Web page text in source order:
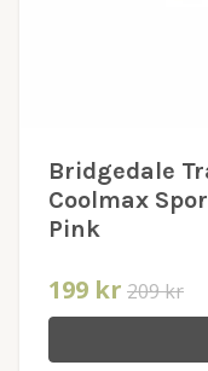
Bridgedale
Coolmax
Pink
199 kr 209 kr